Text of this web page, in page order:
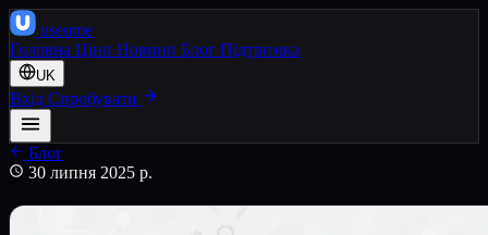
useume
Головна Ціни Новини Блог Підтримка
UK
Вхід Спробувати
Блог
30 липня 2025 р.